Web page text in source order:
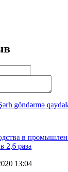
göndərmə
13:04